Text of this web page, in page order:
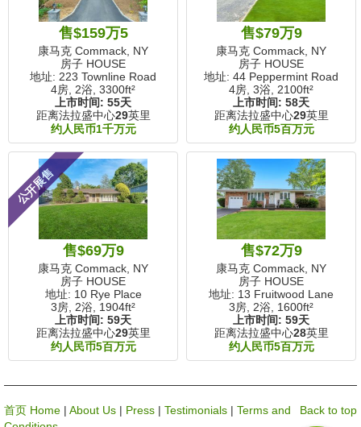
售$159万5
康马克 Commack, NY
房子 HOUSE
地址: 223 Townline Road
4房, 2浴, 3300ft²
上市时间: 55天
距离法拉盛中心29英里
约人民币1千万元
售$79万9
康马克 Commack, NY
房子 HOUSE
地址: 44 Peppermint Road
4房, 3浴, 2100ft²
上市时间: 58天
距离法拉盛中心29英里
约人民币5百万元
公开展售
售$69万9
康马克 Commack, NY
房子 HOUSE
地址: 10 Rye Place
3房, 2浴, 1904ft²
上市时间: 59天
距离法拉盛中心29英里
约人民币5百万元
售$72万9
康马克 Commack, NY
房子 HOUSE
地址: 13 Fruitwood Lane
3房, 2浴, 1600ft²
上市时间: 59天
距离法拉盛中心28英里
约人民币5百万元
Back to top
首页 Home | About Us | Press | Testimonials | Terms and